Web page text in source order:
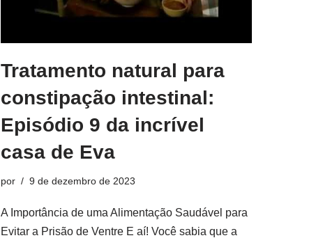
Tratamento natural para
constipação intestinal:
Episódio 9 da incrível
casa de Eva
por 9 de dezembro de 2023
A Importância de uma Alimentação Saudável para
Evitar a Prisão de Ventre E aí! Você sabia que a